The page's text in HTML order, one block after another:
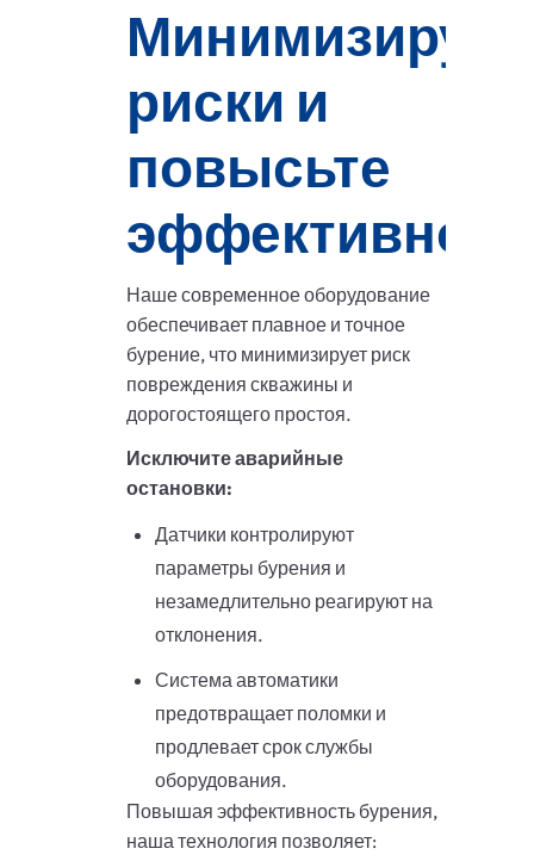
риски и
повысьте
Наше современное оборудование
обеспечивает плавное и точное
бурение, что минимизирует риск
повреждения скважины и
дорогостоящего простоя.
Исключите аварийные
остановки:
Датчики контролируют
параметры бурения и
незамедлительно реагируют на
отклонения.
Система автоматики
предотвращает поломки и
продлевает срок службы
оборудования.
Повышая эффективность бурения,
наша технология позволяет: